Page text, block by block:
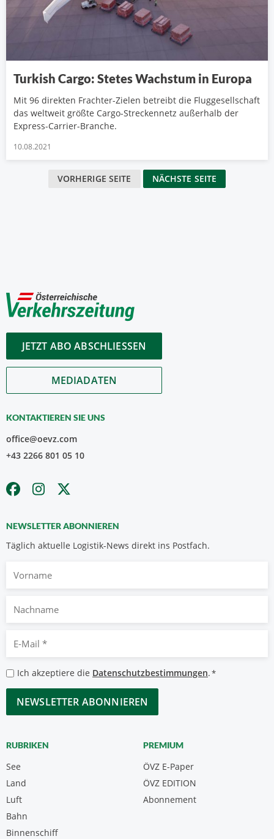
Turkish Cargo: Stetes Wachstum in Europa
Mit 96 direkten Frachter-Zielen betreibt die Fluggesellschaft
das weltweit größte Cargo-Streckennetz außerhalb der
Express-Carrier-Branche.
10.08.2021
VORHERIGE SEITE NÄCHSTE SEITE
JETZT ABO ABSCHLIESSEN
MEDIADATEN
KONTAKTIEREN SIE UNS
office@oevz.com
+43 2266 801 05 10
NEWSLETTER ABONNIEREN
Täglich aktuelle Logistik-News direkt ins Postfach.
Nachname
Mail
*
Datenschutzbestimmungen
*
Ich akzeptiere die Datenschutzbestimmungen.*
CAPTCHA
RUBRIKEN
See
Land
Luft
Bahn
Binnenschiff
PREMIUM
ÖVZ E-Paper
Abonnement
ÖVZ EDITION